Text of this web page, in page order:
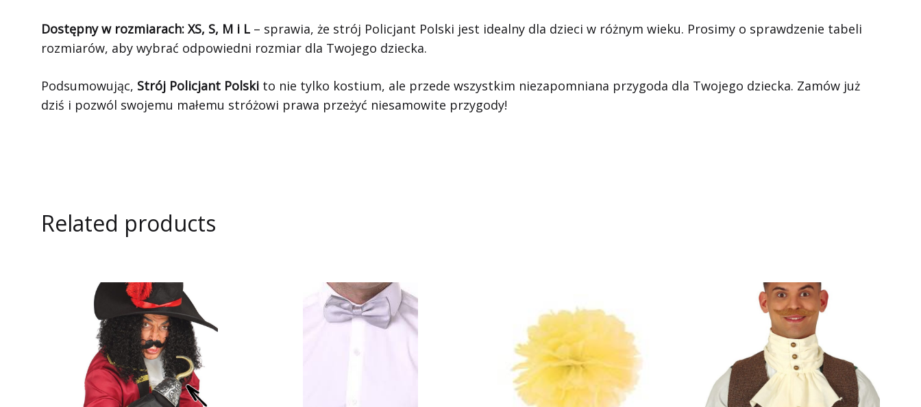
Dostępny w rozmiarach: XS, S, M i L – sprawia, że strój Policjant Polski jest idealny dla dzieci w różnym wieku. Prosimy o sprawdzenie tabeli
rozmiarów, aby wybrać odpowiedni rozmiar dla Twojego dziecka.
Podsumowując, Strój Policjant Polski to nie tylko kostium, ale przede wszystkim niezapomniana przygoda dla Twojego dziecka. Zamów już
dziś i pozwól swojemu małemu stróżowi prawa przeżyć niesamowite przygody!
Related products